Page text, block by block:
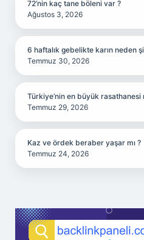
72’nin kaç tane böleni var ?
Ağustos 3, 2026
6 haftalık gebelikte karın neden
Temmuz 30, 2026
Türkiye’nin en büyük
Temmuz 29, 2026
Kaz ve ördek beraber yaşar mı ?
Temmuz 24, 2026